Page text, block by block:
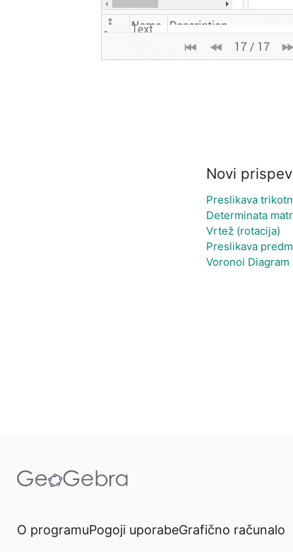
Novi
Preslikava
Determinata
Vrtež (rotacija)
Preslikava
Voronoi Diagram
O programuPogoji uporabeGrafično računalo